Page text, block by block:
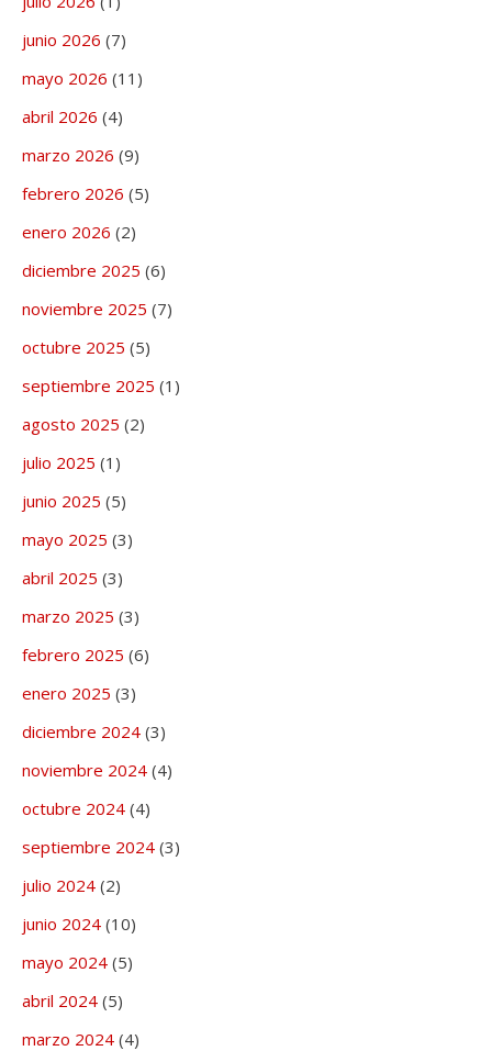
junio 2026 (7)
mayo 2026 (11)
abril 2026 (4)
marzo 2026 (9)
febrero 2026 (5)
enero 2026 (2)
diciembre 2025 (6)
noviembre 2025 (7)
octubre 2025 (5)
septiembre 2025 (1)
agosto 2025 (2)
julio 2025 (1)
junio 2025 (5)
mayo 2025 (3)
abril 2025 (3)
marzo 2025 (3)
febrero 2025 (6)
enero 2025 (3)
diciembre 2024 (3)
noviembre 2024 (4)
octubre 2024 (4)
septiembre 2024 (3)
julio 2024 (2)
junio 2024 (10)
mayo 2024 (5)
abril 2024 (5)
marzo 2024 (4)